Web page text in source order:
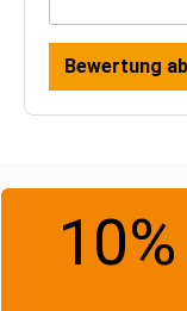
Bewertung